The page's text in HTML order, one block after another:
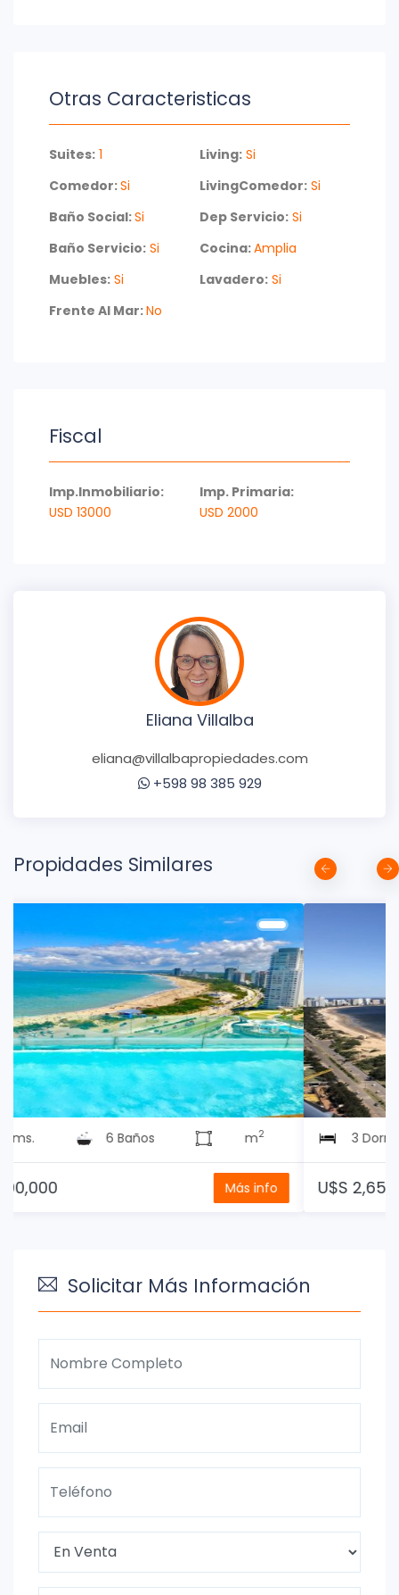
placentera en Punta del Este.
Otras Caracteristicas
Suites: 1 Living: Si
Comedor:Si LivingComedor: Si
Baño Social:Si Dep Servicio: Si
Baño Servicio: Si Cocina:Amplia
Muebles: Si Lavadero: Si
Frente Al Mar:No
Fiscal
Imp.Inmobiliario:
USD 13000
Imp. Primaria:
USD 2000
Eliana Villalba
eliana@villalbapropiedades.com
+598 98 385 929
Propidades Similares
3 Dorms. 3 Baños m
U$S 2,650,000 Más info
Solicitar Más Información